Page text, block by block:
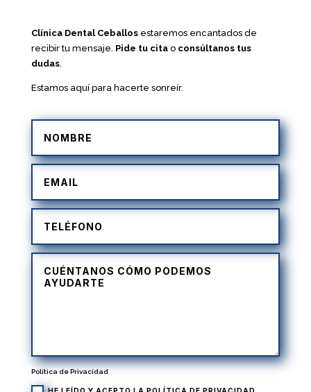
Clínica Dental Ceballosestaremos encantados de
recibir tu mensaje. Pide tu citao consúltanos tus
dudas.
Estamos aquí para hacerte sonreír.
Política de Privacidad
HE LEÍDO Y ACEPTO LAPOLÍTICA DE PRIVACIDAD